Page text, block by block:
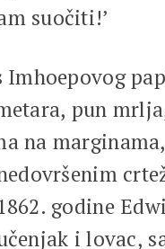
suočiti!’
Imhoepovog
pun
na
godine
i lovac,